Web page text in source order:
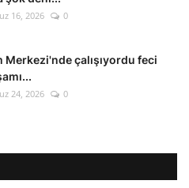
16, 2026 0
Merkezi'nde çalışıyordu feci
24, 2026 0